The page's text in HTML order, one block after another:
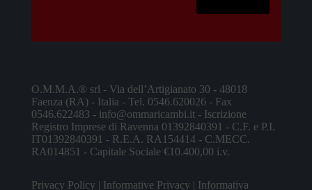
O.M.M.A.® srl - Via dell’Artigianato 30 - 48018
Faenza (RA) - Italia - Tel. 0546.620026 - Fax
0546.622483 - info@ommaricambi.it - Iscrizione
Registro Imprese di Ravenna 01392840391 - C.F. e P.I.
IT01392840391 - R.E.A. RA154414 - C.MECC.
RA014851 - Capitale Sociale €10.400,00 i.v.
Privacy Policy| Informative Privacy| Informativa